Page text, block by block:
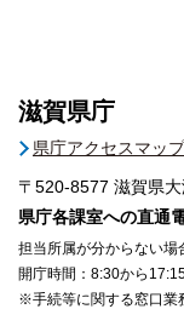
滋賀県庁
県庁アクセスマッ
〒520-8577 滋賀県
県庁各課室への直通
担当所属が分からない
開庁時間：8:30から
※手続等に関する窓口業